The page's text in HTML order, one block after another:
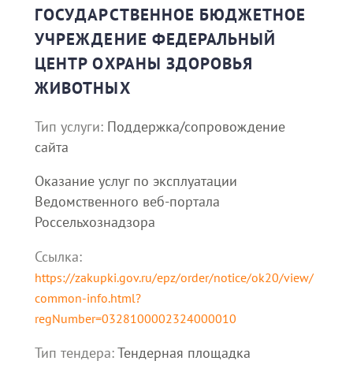
ГОСУДАРСТВЕННОЕ БЮДЖЕТНОЕ
УЧРЕЖДЕНИЕ ФЕДЕРАЛЬНЫЙ
ЦЕНТР ОХРАНЫ ЗДОРОВЬЯ
ЖИВОТНЫХ
Тип услуги: Поддержка/сопровождение
сайта
Оказание услуг по эксплуатации
Ведомственного веб-портала
Россельхознадзора
Ссылка:
https://zakupki.gov.ru/epz/order/notice/ok20/view/
common-info.html?
regNumber=0328100002324000010
Тип тендера:Тендерная площадка